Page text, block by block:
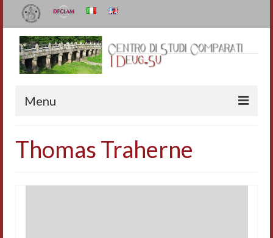
Menu
Organizzazione e contatti
Staff
Thomas Traherne